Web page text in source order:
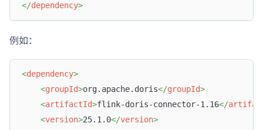
</dependency>
例如：
<dependency>
<groupId>org.apache.doris</groupId>
<artifactId>flink-doris-connector-1.16</
<version>25.1.0</version>